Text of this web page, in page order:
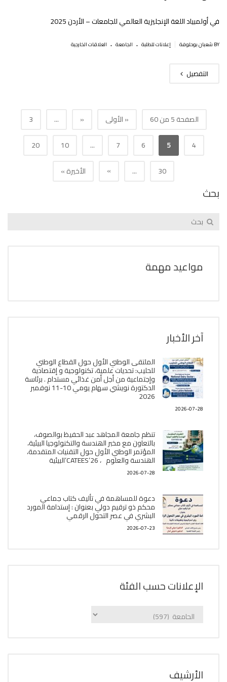
في أولمبياد اللغة الإنجليزية العالمي للجامعات – الأردن 2025
BY شعبان بوحلوفة إعلانات للطلبة . الجامعة . العلاقات الخارجية
التفصيل
الصفحة 5 من 60 « الأولى «
...
3
4
5
6
7
...
10
20
30
...
» الأخيرة »
بحث
مواعيد مهمة
آخر الأخبار
الملتقى الوطني الأول حول القطاع الوطني
للحليب: تحديات علمية، تكنولوجية و إقتصادية
وإجتماعية من أجل أمن غذائي مستدام . برئاسة
الدكتورة نويشي سهام يومي 10-11 نوفمبر
2026
2026-07-28
تنظم جامعة المجاهد عبد الحفيظ بوالصوف،
بالتعاون مع مخبر الھندسة والتكنولوجيا البیئیة،
المؤتمر الوطني الأول حول التقنيات المتقدمة،
الھندسة والعلوم ، CATEES’26’البیئية
2026-07-28
دعوة للمساهمة في تأليف كتاب جماعي
محكم ذو ترقيم دولي بعنوان : إستدامة المورد
البشري في عصر التحول الرقمي
2026-07-23
الإعلانات حسب الفئة
الإعلانات
اﻷرشيف